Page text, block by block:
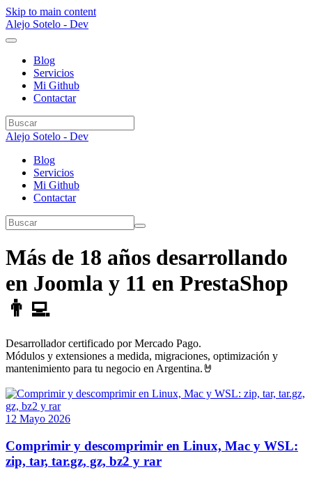
Skip to main content
Alejo Sotelo - Dev
Blog
Servicios
Mi Github
Contactar
Alejo Sotelo - Dev
Blog
Servicios
Mi Github
Contactar
Más de 18 años desarrollando
en Joomla y 11 en PrestaShop
👨‍💻
Desarrollador certificado por Mercado Pago.
Módulos y extensiones a medida, migraciones, optimización y
mantenimiento para tu negocio en Argentina.🤘
12 Mayo 2026
Comprimir y descomprimir en Linux, Mac y WSL:
zip, tar, tar.gz, gz, bz2 y rar